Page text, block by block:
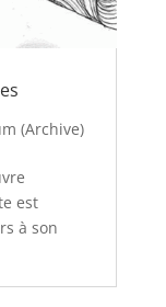
(Archive)
est
à son